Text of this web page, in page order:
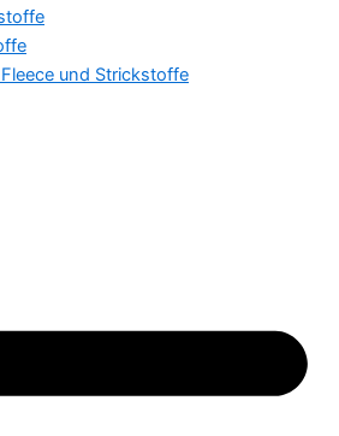
und Strickstoffe